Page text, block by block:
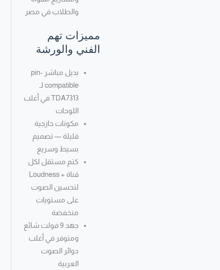
والطلاب في مصر
مميزات تهم
الفني والورشة
بديل مباشر pin-
TDA7313 في أغلب
اللوحات
مكونات خارجية
قليلة — تصميم
بسيط وسريع
كتم مستقل لكل
قناة + Loudness
لتحسين الصوت
على مستويات
منخفضة
جهد 9 فولت شائع
ومتوفر في أغلب
دوائر الصوت
العربية